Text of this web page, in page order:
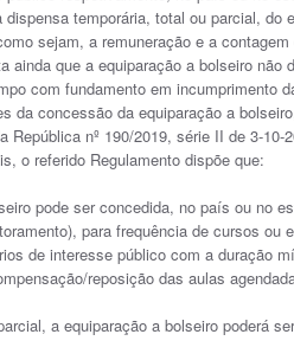
temporária, total ou parcial,
sejam, a remuneração e a
ainda que a equiparação a bolseiro
com fundamento em incumprimento
da concessão da equiparação a
República nº 190/2019, série II de 3-10-
o referido Regulamento dispõe que:
pode ser concedida, no país ou no
para frequência de cursos
de interesse público com a duração
reposição das aulas
a equiparação a bolseiro poderá